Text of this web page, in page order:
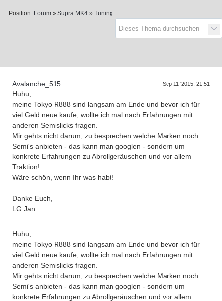
D
a
s
T
r
e
f
f
e
n
d
e
r
G
e
n
e
r
a
t
i
o
n
e
n
Position: Forum » Supra MK4 » Tuning
Avalanche_515 Sep 11 '2015, 21:51
Huhu,
meine Tokyo R888 sind langsam am Ende und bevor ich für
viel Geld neue kaufe, wollte ich mal nach Erfahrungen mit
anderen Semislicks fragen.
Mir gehts nicht darum, zu besprechen welche Marken noch
Semi's anbieten - das kann man googlen - sondern um
konkrete Erfahrungen zu Abrollgeräuschen und vor allem
Traktion!
Wäre schön, wenn Ihr was habt!
Danke Euch,
LG Jan
Huhu,
meine Tokyo R888 sind langsam am Ende und bevor ich für
viel Geld neue kaufe, wollte ich mal nach Erfahrungen mit
anderen Semislicks fragen.
Mir gehts nicht darum, zu besprechen welche Marken noch
Semi's anbieten - das kann man googlen - sondern um
konkrete Erfahrungen zu Abrollgeräuschen und vor allem